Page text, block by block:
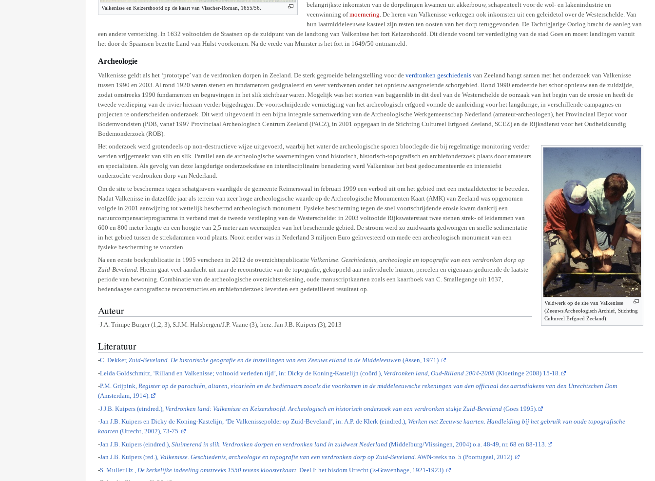
Valkenisse en Keizershoofd op de kaart van Visscher-Roman, 1655/56.
belangrijkste inkomsten van de dorpelingen kwamen uit akkerbouw, schapenteelt voor de wol- en lakenindustrie en
veenwinning ofmoernering . De heren van Valkenisse verkregen ook inkomsten uit een geleidetol over de Westerschelde. Van
hun laatmiddeleeuwse kasteel zijn resten ten oosten van het dorp teruggevonden. De Tachtigjarige Oorlog bracht de aanleg van
een andere versterking. In 1632 voltooiden de Staatsen op de zuidpunt van de landtong van Valkenisse het fort Keizershoofd. Dit diende vooral ter verdediging van de stad Goes en moest landingen vanuit
het door de Spaansen bezette Land van Hulst voorkomen. Na de vrede van Munster is het fort in 1649/50 ontmanteld.
Archeologie
Valkenisse geldt als het ‘prototype’ van de verdronken dorpen in Zeeland. De sterk gegroeide belangstelling voor de verdronken geschiedenis van Zeeland hangt samen met het onderzoek van Valkenisse
tussen 1990 en 2003. Al rond 1920 waren stenen en fundamenten gesignaleerd en weer verdwenen onder het opnieuw aangroeiende schorgebied. Rond 1990 erodeerde het schor opnieuw aan de zuidzijde,
zodat omstreeks 1990 fundamenten en begravingen in het slik zichtbaar waren. Mogelijk was het storten van baggerslib in dit deel van de Westerschelde de oorzaak van het begin van de erosie en heeft de
tweede verdieping van de rivier hieraan verder bijgedragen. De voortschrijdende vernietiging van het archeologisch erfgoed vormde de aanleiding voor het langdurige, in verschillende campagnes en
projecten te onderscheiden onderzoek. Dit werd uitgevoerd in een bijna integrale samenwerking van de Archeologische Werkgemeenschap Nederland (amateur-archeologen), het Provinciaal Depot voor
Bodemvondsten (PDB, vanaf 1997 Provinciaal Archeologisch Centrum Zeeland (PACZ), in 2001 opgegaan in de Stichting Cultureel Erfgoed Zeeland, SCEZ) en de Rijksdienst voor het Oudheidkundig
Bodemonderzoek (ROB).
Veldwerk op de site van Valkenisse
(Zeeuws Archeologisch Archief, Stichting
Cultureel Erfgoed Zeeland).
Het onderzoek werd grotendeels op non-destructieve wijze uitgevoerd, waarbij het water de archeologische sporen blootlegde die bij regelmatige monitoring verder
werden vrijgemaakt van slib en slik. Parallel aan de archeologische waarnemingen vond historisch, historisch-topografisch en archiefonderzoek plaats door amateurs
en specialisten. Als gevolg van deze langdurige onderzoeksfase en interdisciplinaire benadering werd Valkenisse het best gedocumenteerde en intensiefst
onderzochte verdronken dorp van Nederland.
Om de site te beschermen tegen schatgravers vaardigde de gemeente Reimerswaal in februari 1999 een verbod uit om het gebied met een metaaldetector te betreden.
Nadat Valkenisse in datzelfde jaar als terrein van zeer hoge archeologische waarde op de Archeologische Monumenten Kaart (AMK) van Zeeland was opgenomen
volgde in 2001 aanwijzing tot wettelijk beschermd archeologisch monument. Fysieke bescherming tegen de snel voortschrijdende erosie kwam dankzij een
natuurcompensatieprogramma in verband met de tweede verdieping van de Westerschelde: in 2003 voltooide Rijkswaterstaat twee stenen strek- of leidammen van
600 en 800 meter lengte en een hoogte van 2,5 meter aan weerszijden van het beschermde gebied. De stroom werd zo zuidwaarts gedwongen en snelle sedimentatie
in het gebied tussen de strekdammen vond plaats. Nooit eerder was in Nederland 3 miljoen Euro geïnvesteerd om mede een archeologisch monument van een
fysieke bescherming te voorzien.
Na een eerste boekpublicatie in 1995 verscheen in 2012 de overzichtspublicatie Valkenisse. Geschiedenis, archeologie en topografie van een verdronken dorp op
Zuid-Beveland. Hierin gaat veel aandacht uit naar de reconstructie van de topografie, gekoppeld aan individuele huizen, percelen en eigenaars gedurende de laatste
periode van bewoning. Combinatie van de archeologische overzichtstekening, oude manuscriptkaarten zoals een kaartboek van C. Smallegange uit 1637,
hedendaagse cartografische reconstructies en archiefonderzoek leverden een gedetailleerd resultaat op.
Auteur
-J.A. Trimpe Burger (1,2, 3), S.J.M. Hulsbergen/J.P. Vaane (3); herz. Jan J.B. Kuipers (3), 2013
Literatuur
-C. Dekker, Zuid-Beveland. De historische geografie en de instellingen van een Zeeuws eiland in de Middeleeuwen (Assen, 1971).
-Leida Goldschmitz, ‘Rilland en Valkenisse; voltooid verleden tijd’, in: Dicky de Koning-Kastelijn (coörd.), Verdronken land, Oud-Rilland 2004-2008 (Kloetinge 2008) 15-18.
-P.M. Grijpink, Register op de parochiën, altaren, vicarieën en de bedienaars zooals die voorkomen in de middeleeuwsche rekeningen van den officiaal des aartsdiakens van den Utrechtschen Dom
(Amsterdam, 1914).
-J.J.B. Kuipers (eindred.), Verdronken land: Valkenisse en Keizershoofd. Archeologisch en historisch onderzoek van een verdronken stukje Zuid-Beveland (Goes 1995).
-Jan J.B. Kuipers en Dicky de Koning-Kastelijn, ‘De Valkenissepolder op Zuid-Beveland’, in: A.P. de Klerk (eindred.), Werken met Zeeuwse kaarten. Handleiding bij het gebruik van oude topografische
kaarten (Utrecht, 2002), 73-75.
-Jan J.B. Kuipers (eindred.), Sluimerend in slik. Verdronken dorpen en verdronken land in zuidwest Nederland (Middelburg/Vlissingen, 2004) o.a. 48-49, nr. 68 en 88-113.
-Jan J.B. Kuipers (red.), Valkenisse. Geschiedenis, archeologie en topografie van een verdronken dorp op Zuid-Beveland. AWN-reeks no. 5 (Poortugaal, 2012).
-S. Muller Hz., De kerkelijke indeeling omstreeks 1550 tevens kloosterkaart. Deel I: het bisdom Utrecht (’s-Gravenhage, 1921-1923).